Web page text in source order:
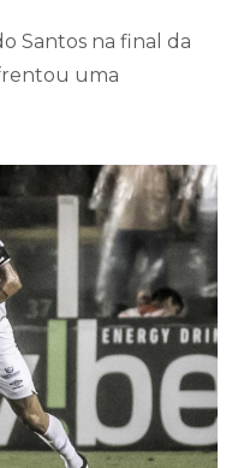
Santos na final da
uma